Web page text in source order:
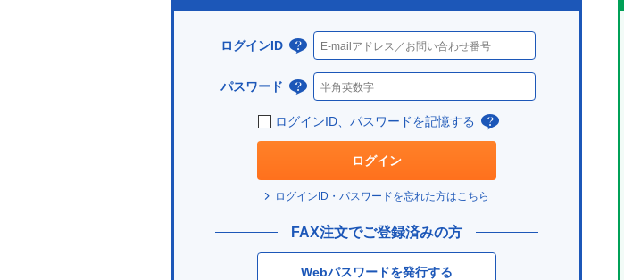
ログインID
ログ
イン
は？
パスワード
パス
ワー
は？
ログインID、パスワードを記憶する
ログイン
ログインID・パスワードを忘れた方はこちら
FAX注文でご登録済みの方
Webパスワードを発行する